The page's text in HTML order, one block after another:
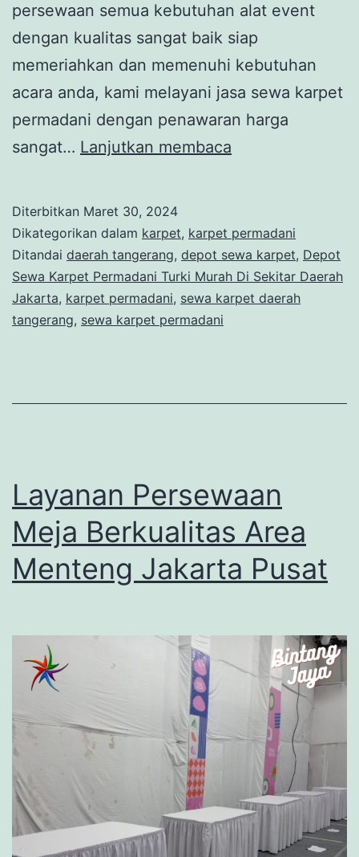
persewaan semua kebutuhan alat event
dengan kualitas sangat baik siap
memeriahkan dan memenuhi kebutuhan
acara anda, kami melayani jasa sewa karpet
permadani dengan penawaran harga
sangat… Lanjutkan membaca
Permadani
Turki
Murah
Di
Diterbitkan Maret 30, 2024
Dikategorikan dalam karpet, karpet permadani
Ditandai daerah tangerang, depot sewa karpet, Depot
Sewa Karpet Permadani Turki Murah Di Sekitar Daerah
Jakarta, karpet permadani, sewa karpet daerah
tangerang, sewa karpet permadani
Layanan Persewaan
Meja Berkualitas Area
Menteng Jakarta Pusat